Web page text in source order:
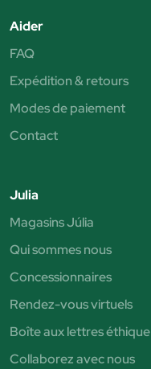
Aider
FAQ
Expédition & retours
Modes de paiement
Contact
Julia
Magasins Júlia
Qui sommes nous
Concessionnaires
Rendez-vous virtuels
Boîte aux lettres éthique
Collaborez avec nous